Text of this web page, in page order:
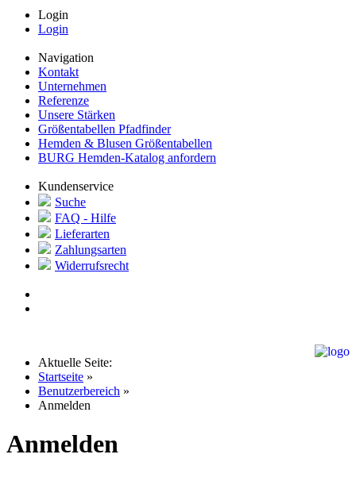
Login
Login
Navigation
Kontakt
Unternehmen
Referenze
Unsere Stärken
Größentabellen Pfadfinder
Hemden & Blusen Größentabellen
BURG Hemden-Katalog anfordern
Kundenservice
Suche
FAQ - Hilfe
Lieferarten
Zahlungsarten
Widerrufsrecht
Aktuelle Seite:
Startseite »
Benutzerbereich »
Anmelden
Anmelden